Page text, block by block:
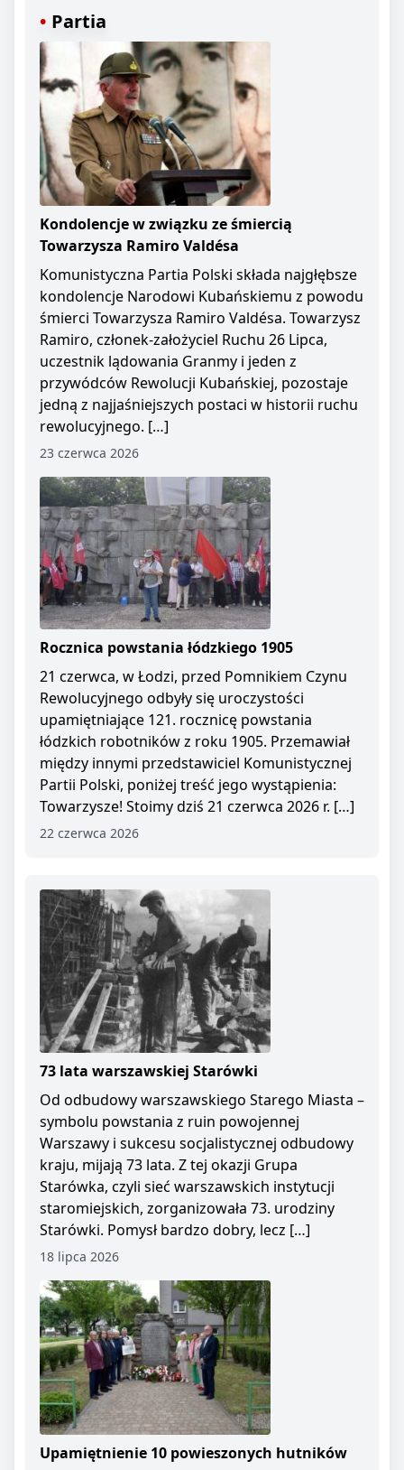
Partia
Kondolencje w związku ze śmiercią
Towarzysza Ramiro Valdésa
Komunistyczna Partia Polski składa najgłębsze
kondolencje Narodowi Kubańskiemu z powodu
śmierci Towarzysza Ramiro Valdésa. Towarzysz
Ramiro, członek-założyciel Ruchu 26 Lipca,
uczestnik lądowania Granmy i jeden z
przywódców Rewolucji Kubańskiej, pozostaje
jedną z najjaśniejszych postaci w historii ruchu
rewolucyjnego. […]
23 czerwca 2026
Rocznica powstania łódzkiego 1905
21 czerwca, w Łodzi, przed Pomnikiem Czynu
Rewolucyjnego odbyły się uroczystości
upamiętniające 121. rocznicę powstania
łódzkich robotników z roku 1905. Przemawiał
między innymi przedstawiciel Komunistycznej
Partii Polski, poniżej treść jego wystąpienia:
Towarzysze! Stoimy dziś 21 czerwca 2026 r. […]
22 czerwca 2026
73 lata warszawskiej Starówki
Od odbudowy warszawskiego Starego Miasta –
symbolu powstania z ruin powojennej
Warszawy i sukcesu socjalistycznej odbudowy
kraju, mijają 73 lata. Z tej okazji Grupa
Starówka, czyli sieć warszawskich instytucji
staromiejskich, zorganizowała 73. urodziny
Starówki. Pomysł bardzo dobry, lecz […]
18 lipca 2026
Upamiętnienie 10 powieszonych hutników